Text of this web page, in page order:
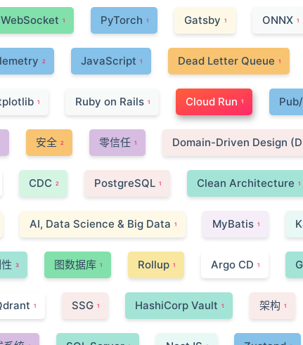
WebSocket 1 PyTorch 1 Gatsby 1 ONNX 1
2 JavaScript 1 Dead Letter Queue 1
1 Ruby on Rails 1 Cloud Run 1
安全 2 零信任 1 Domain-Driven Design
CDC 2 PostgreSQL 1 Clean Architecture 1
AI, Data Science & Big Data 1 MyBatis 1
3 图数据库 1 Rollup 1 Argo CD 1
1 SSG 1 HashiCorp Vault 1 架构 1